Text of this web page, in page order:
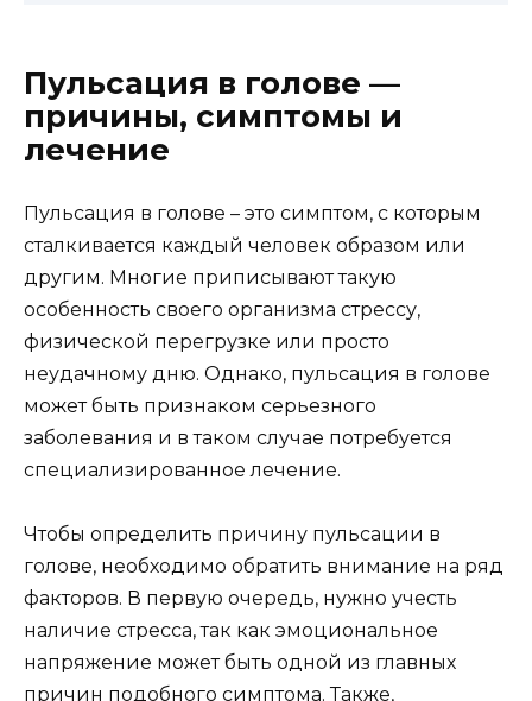
Пульсация в голове —
причины, симптомы и
лечение
Пульсация в голове – это симптом, с которым
сталкивается каждый человек образом или
другим. Многие приписывают такую
особенность своего организма стрессу,
физической перегрузке или просто
неудачному дню. Однако, пульсация в голове
может быть признаком серьезного
заболевания и в таком случае потребуется
специализированное лечение.
Чтобы определить причину пульсации в
голове, необходимо обратить внимание на ряд
факторов. В первую очередь, нужно учесть
наличие стресса, так как эмоциональное
напряжение может быть одной из главных
причин подобного симптома. Также,